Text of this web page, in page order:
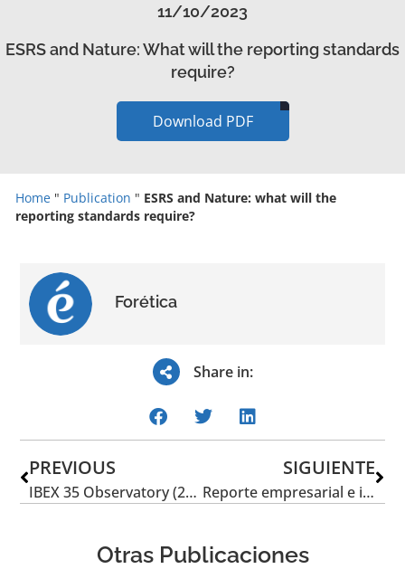
11/10/2023
ESRS and Nature: What will the reporting standards
require?
Download PDF
Home " Publication " ESRS and Nature: what will the
reporting standards require?
Forética
Share in:
PREVIOUS
IBEX 35 Observatory (2023): Mental health, wellness and sustainability in IBEX 35 companies
SIGUIENTE
Reporte empresarial e impacto social: el nuevo marco europeo de los ESRS sociales
Otras Publicaciones